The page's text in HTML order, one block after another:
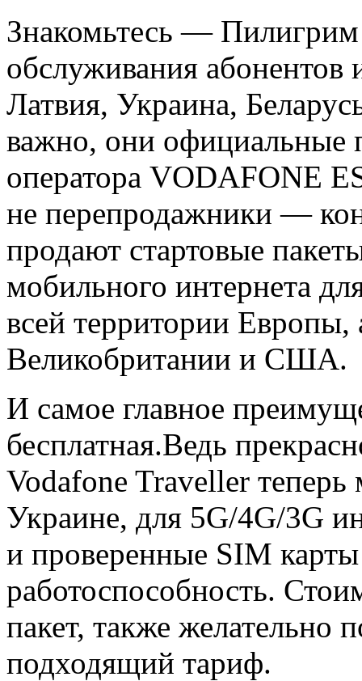
Знакомьтесь — Пилигрим
обслуживания абонентов
Латвия, Украина,
важно, они официальные
оператора VODAFONE
не перепродажники —
продают стартовые
мобильного интернета
всей территории
Великобритании и США.
И самое главное
бесплатная.Ведь
Vodafone Traveller
Украине, для 5G/4G/3G
и проверенные SIM карты
работоспособность.
пакет, также желательно
подходящий тариф.